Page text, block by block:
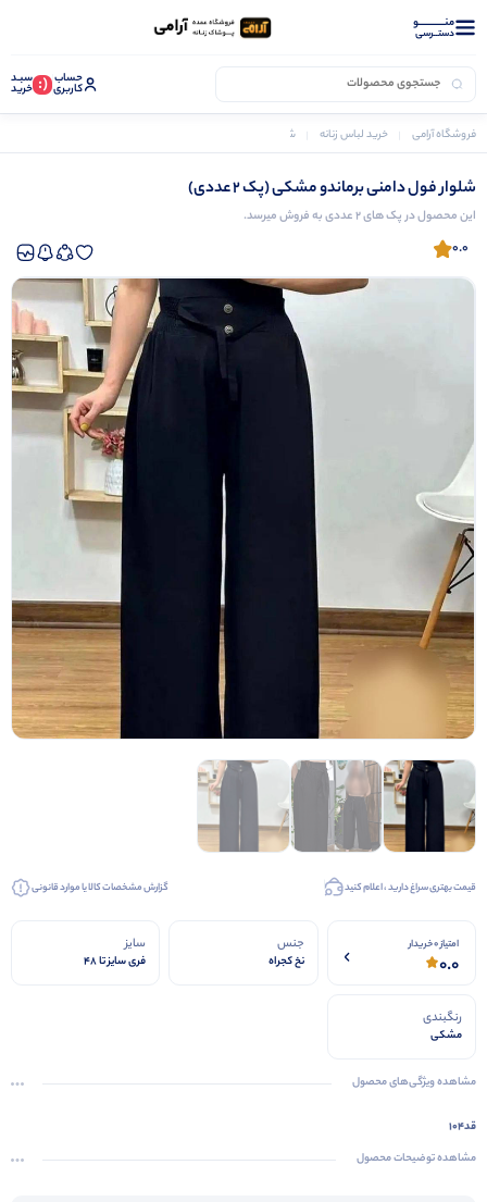
منــــــــــــو
دستــرسی
حساب
کاربری (: سبـد
خرید
فروشگاه آرامی خرید لباس زنانه شلوار زنانه
شلوار فول دامنی برماندو مشکی (پک 2 عددی)
این محصول در پک های 2 عددی به فروش میرسد.
0.0
قیمت بهتری سراغ دارید ، اعلام کنید گزارش مشخصات کالا یا موارد قانونی
امتیاز 0 خریدار
0.0
جنس
نخ کجراه
سایز
فری سایز تا ۴۸
رنگبندی
مشکی
مشاهده ویژگی‌های محصول
قد۱۰۴
مشاهده توضیحات محصول